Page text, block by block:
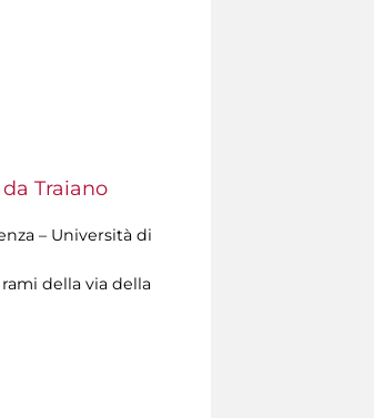
Traiano
– Università di
della via della